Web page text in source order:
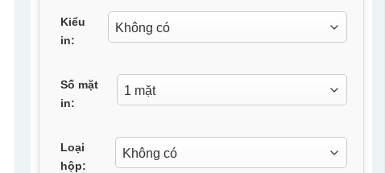
Kiểu
in:
Số mặt
in:
Loại
hộp: